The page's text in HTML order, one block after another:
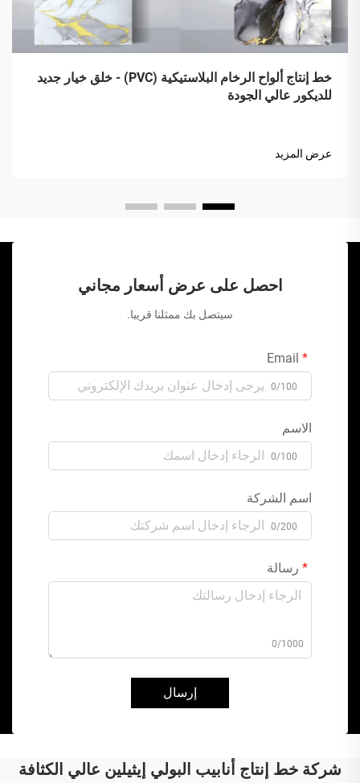
خط إنتاج ألواح الرخام البلاستيكية (PVC) - خلق خيار جديد
للديكور عالي الجودة
عرض المزيد
احصل على عرض أسعار مجاني
سيتصل بك ممثلنا قريبا.
0/100
الاسم
0/100
اسم الشركة
0/200
رسالة
0/1000
إرسال
شركة خط إنتاج أنابيب البولي إيثيلين عالي الكثافة